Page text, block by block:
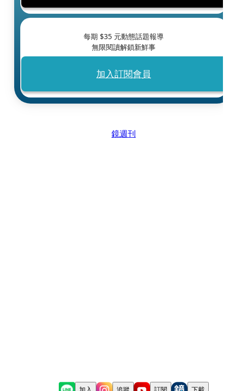
每期 $35 元動態話題報導
無限閱讀解鎖新鮮事
加入訂閱會員
鏡週刊